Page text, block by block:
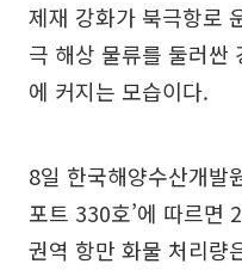
제재 강화가 북극항로
극 해상 물류를 둘러싼
에 커지는 모습이다.
8일 한국해양수산개발
포트 330호’에 따르면
권역 항만 화물 처리량